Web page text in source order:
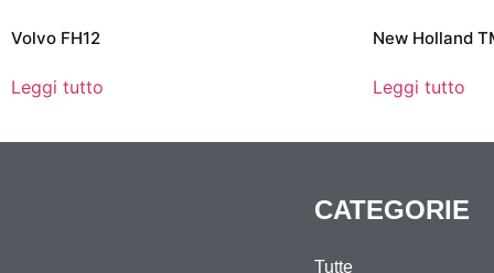
Volvo FH12
Leggi tutto
New Holland
Leggi tutto
CATEGORIE
Tutte